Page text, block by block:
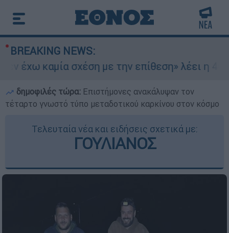
BREAKING NEWS:
καμία σχέση με την επίθεση» λέει η
δημοφιλές τώρα: Επιστήμονες ανακάλυψαν τον
τέταρτο γνωστό τύπο μεταδοτικού καρκίνου στον κόσμο
Τελευταία νέα και ειδήσεις σχετικά με:
ΓΟΥΛΙΑΝΟΣ